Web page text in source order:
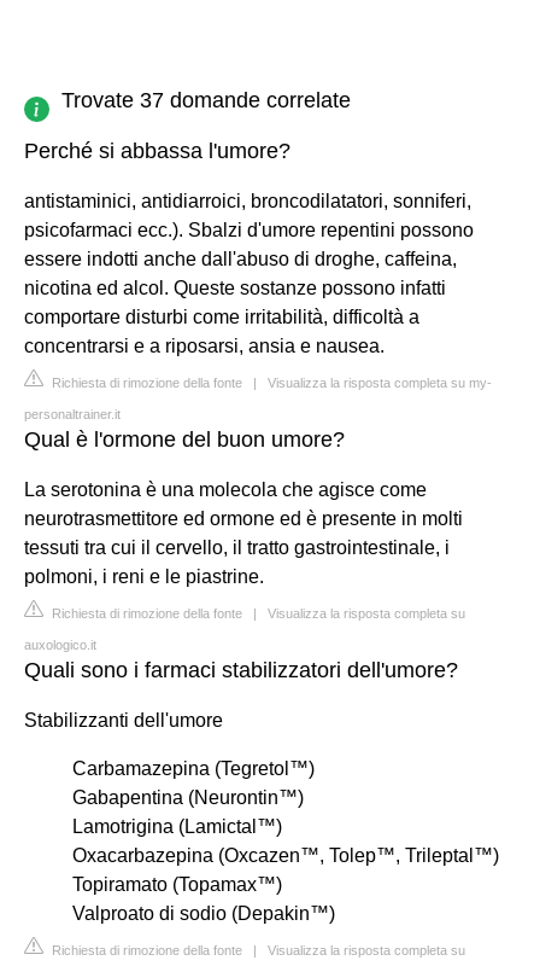
Trovate 37 domande correlate
Perché si abbassa l'umore?
antistaminici, antidiarroici, broncodilatatori, sonniferi,
psicofarmaci ecc.). Sbalzi d'umore repentini possono
essere indotti anche dall'abuso di droghe, caffeina,
nicotina ed alcol. Queste sostanze possono infatti
comportare disturbi come irritabilità, difficoltà a
concentrarsi e a riposarsi, ansia e nausea.
Richiesta di rimozione della fonte | Visualizza la risposta completa su my-
personaltrainer.it
Qual è l'ormone del buon umore?
La serotonina è una molecola che agisce come
neurotrasmettitore ed ormone ed è presente in molti
tessuti tra cui il cervello, il tratto gastrointestinale, i
polmoni, i reni e le piastrine.
Richiesta di rimozione della fonte | Visualizza la risposta completa su
auxologico.it
Quali sono i farmaci stabilizzatori dell'umore?
Stabilizzanti dell'umore
Carbamazepina (Tegretol™)
Gabapentina (Neurontin™)
Lamotrigina (Lamictal™)
Oxacarbazepina (Oxcazen™, Tolep™, Trileptal™)
Topiramato (Topamax™)
Valproato di sodio (Depakin™)
Richiesta di rimozione della fonte | Visualizza la risposta completa su